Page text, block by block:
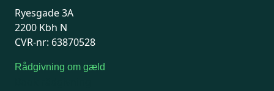
Ryesgade 3A
2200 Kbh N
CVR-nr: 63870528
Rådgivning om gæld